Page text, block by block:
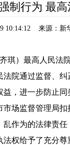
制行为 最
10:14:12 来源：新
）最高人民法
院通过监督、
，进一步防止同
监督管理局扣
作为的法律责任
权给予了充分